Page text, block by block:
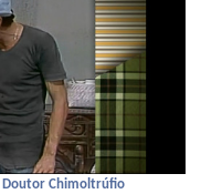
Chimoltrúfio